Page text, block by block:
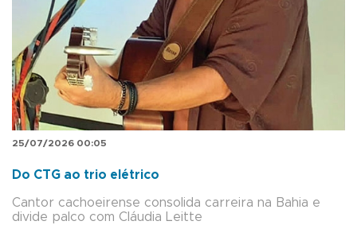
25/07/2026 00:05
Do CTG ao trio elétrico
Cantor cachoeirense consolida carreira na Bahia e
divide palco com Cláudia Leitte